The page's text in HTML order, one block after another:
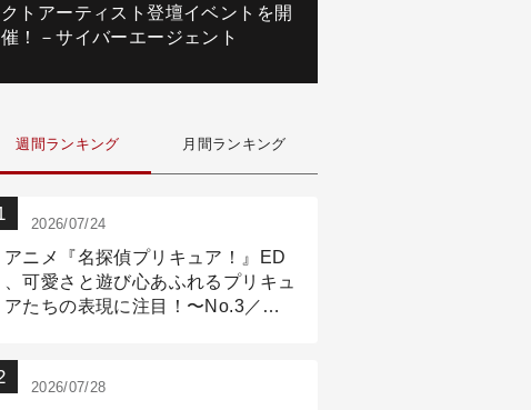
クトアーティスト登壇イベントを開
催！－サイバーエージェント
週間ランキング 月間ランキング
2026/07/24
アニメ『名探偵プリキュア！』ED
、可愛さと遊び心あふれるプリキュ
アたちの表現に注目！〜No.3／ア
2026/07/28